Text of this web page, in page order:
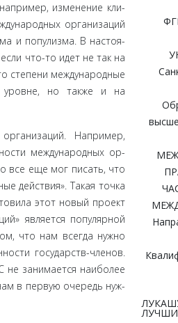
изменение кли­
организаций
и популизма. В настоя­
что-то идет не так на
степени между­народные
уровне, но также и на
Например,
международных ор­
все еще мог писать, что
действия». Такая точка
этот новый про­ект
является популяр­ной
что нам всегда нужно
государств-членов.
занимается наиболее
в первую очередь нуж­